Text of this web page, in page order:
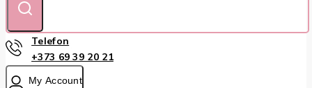
Telefon
+373 69 39 20 21
My Account